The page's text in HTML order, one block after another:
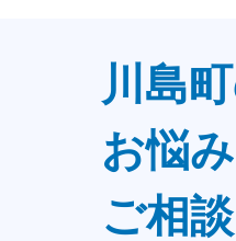
川島
お悩
ご相